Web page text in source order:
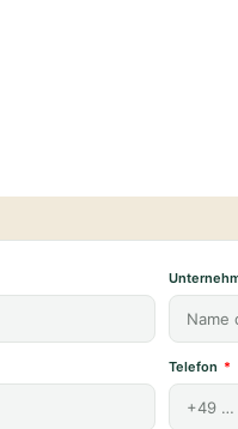
Telefon